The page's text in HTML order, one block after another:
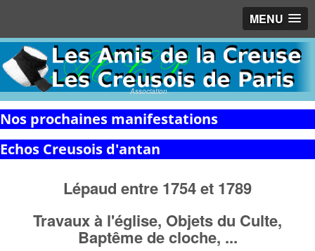
MENU
Association
Nos prochaines manifestations
Echos Creusois d'antan
Lépaud entre 1754 et 1789
Travaux à l'église, Objets du Culte,
Baptême de cloche, ...